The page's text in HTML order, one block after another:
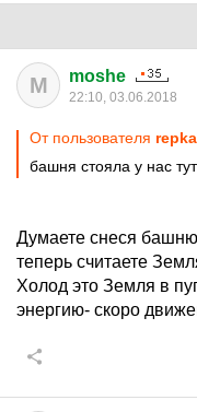
M moshe
22:10, 03.06.2018
От пользователя
башня стояла у нас
Думаете снеся
теперь считаете
Холод это Земля в
энергию- скоро